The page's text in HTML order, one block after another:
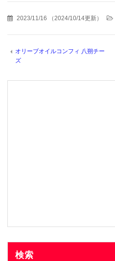
2023/11/16 （ 2024/10/14更新）
オリーブオイルコンフィ 八朔チー
ズ
検索